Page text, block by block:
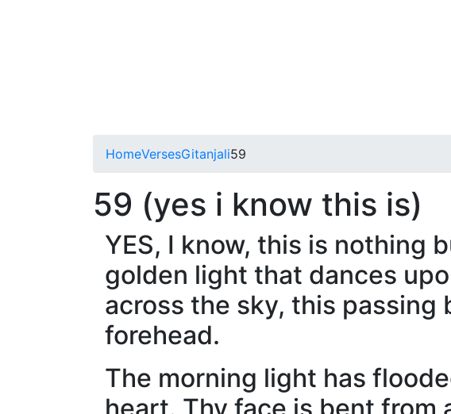
HomeVersesGitanjali59
59 (yes i know this is)
YES, I know, this is nothing
golden light that dances
across the sky, this passing
forehead.
The morning light has